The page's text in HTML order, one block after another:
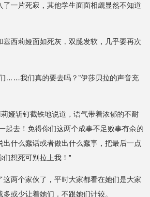
了一片死寂，其他学生面面相觑显然不知道
塞西莉娅面如死灰，双腿发软，几乎要再次
……我们真的要去吗？”伊莎贝拉的声音充
莉娅斩钉截铁地说道，语气带着浓郁的不耐
起去！免得你们这两个成事不足败事有余的
出什么蠢话或者做出什么蠢事，把最后一点
想死可别拉上我！”
这两个家伙了，平时大家都看在她们是大家
或少让着她们，不跟她们计较。